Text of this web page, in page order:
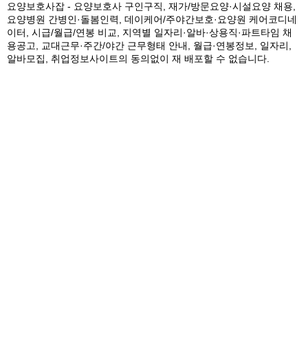
요양보호사잡 - 요양보호사 구인구직, 재가/방문요양·시설요양 채용,
요양병원 간병인·돌봄인력, 데이케어/주야간보호·요양원 케어코디네
이터, 시급/월급/연봉 비교, 지역별 일자리·알바·상용직·파트타임 채
용공고, 교대근무·주간/야간 근무형태 안내, 월급·연봉정보, 일자리,
알바모집, 취업정보사이트의 동의없이 재 배포할 수 없습니다.